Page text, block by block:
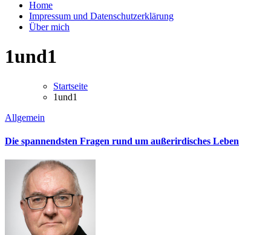
Home
Impressum und Datenschutzerklärung
Über mich
1und1
Startseite
1und1
Allgemein
Die spannendsten Fragen rund um außerirdisches Leben